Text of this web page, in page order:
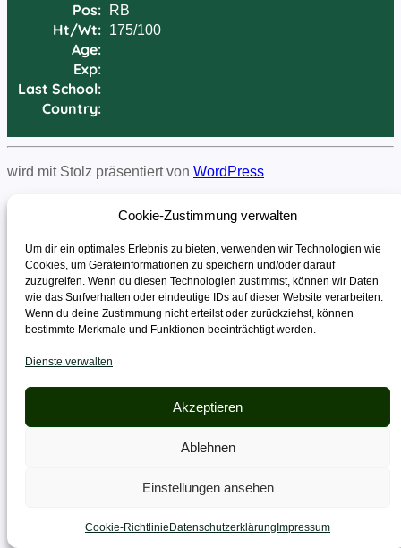
Cookie-Zustimmung verwalten
Um dir ein optimales Erlebnis zu bieten, verwenden wir Technologien wie
Cookies, um Geräteinformationen zu speichern und/oder darauf
zuzugreifen. Wenn du diesen Technologien zustimmst, können wir Daten
wie das Surfverhalten oder eindeutige IDs auf dieser Website verarbeiten.
Wenn du deine Zustimmung nicht erteilst oder zurückziehst, können
bestimmte Merkmale und Funktionen beeinträchtigt werden.
Dienste verwalten
Akzeptieren
Ablehnen
Einstellungen ansehen
Cookie-RichtlinieDatenschutzerklärungImpressum
Pos: RB
Ht/Wt: 175/100
Age:
Exp:
Last School:
Country:
wird mit Stolz präsentiert von WordPress